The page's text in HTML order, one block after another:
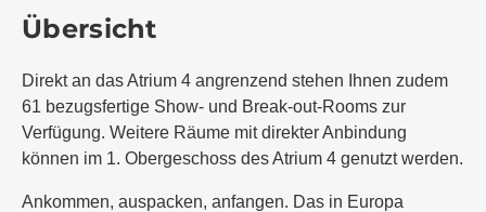
Übersicht
Direkt an das Atrium 4 angrenzend stehen Ihnen zudem
61 bezugsfertige Show- und Break-out-Rooms zur
Verfügung. Weitere Räume mit direkter Anbindung
können im 1. Obergeschoss des Atrium 4 genutzt werden.
Ankommen, auspacken, anfangen. Das in Europa